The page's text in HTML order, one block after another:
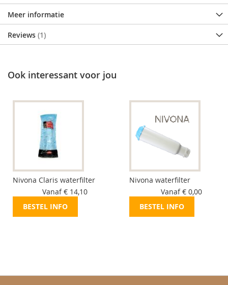
Meer informatie
Reviews 1
Ook interessant voor jou
Nivona Claris waterfilter
Vanaf € 14,10
BESTEL INFO
Nivona waterfilter
Vanaf € 0,00
BESTEL INFO